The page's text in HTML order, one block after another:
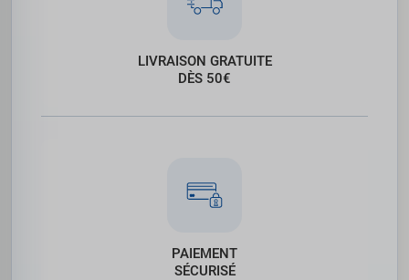
LIVRAISON GRATUITE
DÈS 50€
PAIEMENT
SÉCURISÉ